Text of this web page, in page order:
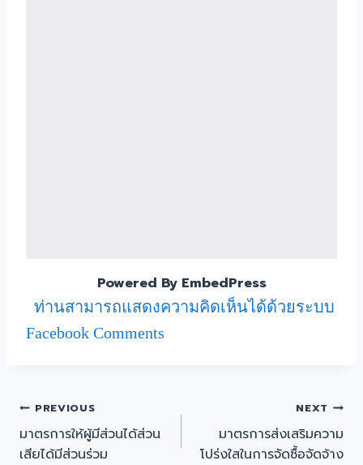
Powered By EmbedPress
ท่านสามารถแสดงความคิดเห็นได้ด้วยระบบ
Facebook Comments
PREVIOUS
มาตรการให้ผู้มีส่วนได้ส่วน
เสียได้มีส่วนร่วม
NEXT
มาตรการส่งเสริมความ
โปร่งใสในการจัดซื้อจัดจ้าง